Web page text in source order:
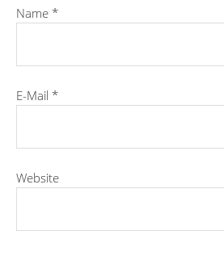
Name *
E-Mail *
Website